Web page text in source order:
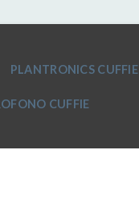
PLANTRONICS CUFFIE
CUFFIE